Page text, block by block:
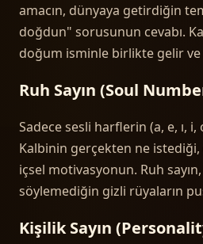
amacın, dünyaya getirdiğin
doğdun" sorusunun cevabı.
doğum isminle birlikte gelir ve
Ruh Sayın (Soul
Sadece sesli harflerin (a, e, ı, i,
Kalbinin gerçekten ne
içsel motivasyonun. Ruh
söylemediğin gizli rüyaların
Kişilik Sayın